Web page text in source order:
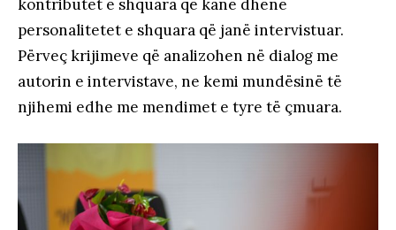
kontributet e shquara që kanë dhënë
personalitetet e shquara që janë intervistuar.
Përveç krijimeve që analizohen në dialog me
autorin e intervistave, ne kemi mundësinë të
njihemi edhe me mendimet e tyre të çmuara.